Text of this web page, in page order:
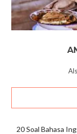
20 Soal Bahasa